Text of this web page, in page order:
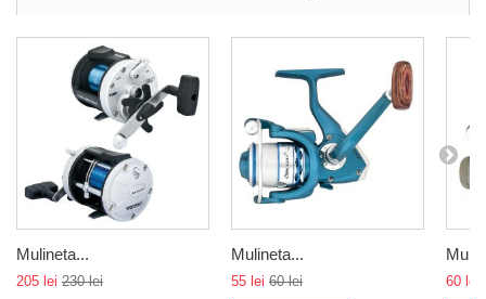
Mulineta...
205 lei 230 lei
Mulineta...
55 lei 60 lei 60 lei